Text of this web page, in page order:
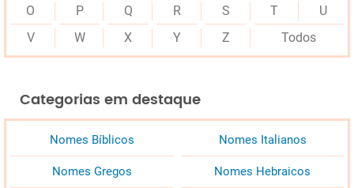
O
P Q R S T
U
V
W X Y Z Todos
Categorias em destaque
Nomes Bíblicos Nomes Italianos
Nomes Gregos Nomes Hebraicos